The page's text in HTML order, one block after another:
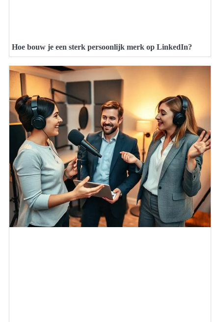
Hoe bouw je een sterk persoonlijk merk op LinkedIn?